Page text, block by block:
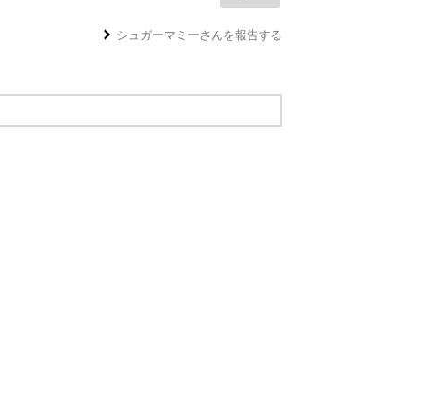
シュガーマミーさんを報告する